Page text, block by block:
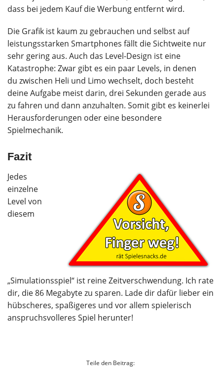
dass bei jedem Kauf die Werbung entfernt wird.
Die Grafik ist kaum zu gebrauchen und selbst auf
leistungsstarken Smartphones fällt die Sichtweite nur
sehr gering aus. Auch das Level-Design ist eine
Katastrophe: Zwar gibt es ein paar Levels, in denen
du zwischen Heli und Limo wechselt, doch besteht
deine Aufgabe meist darin, drei Sekunden gerade aus
zu fahren und dann anzuhalten. Somit gibt es keinerlei
Herausforderungen oder eine besondere
Spielmechanik.
Fazit
Jedes
einzelne
Level von
diesem
„Simulationsspiel“ ist reine Zeitverschwendung. Ich rate
dir, die 86 Megabyte zu sparen. Lade dir dafür lieber ein
hübscheres, spaßigeres und vor allem spielerisch
anspruchsvolleres Spiel herunter!
Teile den Beitrag: